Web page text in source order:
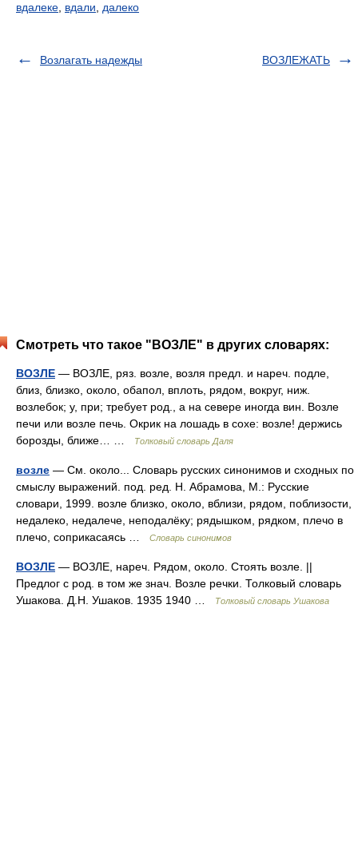
вдалеке вдали далеко
Возлагать надежды ВОЗЛЕЖАТЬ
Смотреть что такое "ВОЗЛЕ" в других словарях:
ВОЗЛЕ — ВОЗЛЕ, ряз. возле, возля предл. и нареч. подле,
близ, близко, около, обапол, вплоть, рядом, вокруг, ниж.
возлебок; у, при; требует род., а на севере иногда вин. Возле
печи или возле печь. Окрик на лошадь в сохе: возле! держись
борозды, ближе… …
Толковый словарь Даля
возле — См. около... Словарь русских синонимов и сходных по
смыслу выражений. под. ред. Н. Абрамова, М.: Русские
словари, 1999. возле близко, около, вблизи, рядом, поблизости,
недалеко, недалече, неподалёку; рядышком, рядком, плечо в
плечо, соприкасаясь …
Словарь синонимов
ВОЗЛЕ — ВОЗЛЕ, нареч. Рядом, около. Стоять возле. ||
Предлог с род. в том же знач. Возле речки. Толковый словарь
Ушакова. Д.Н. Ушаков. 1935 1940 …
Толковый словарь Ушакова